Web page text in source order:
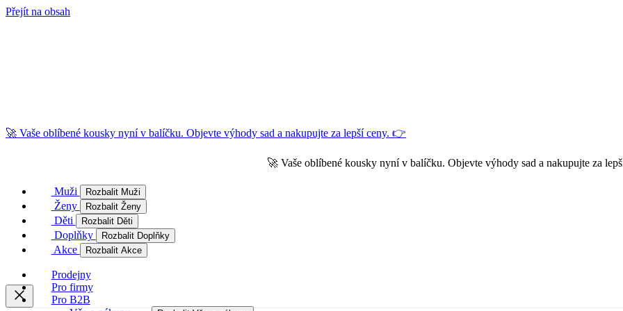
Přejít na obsah
🚀 Vaše oblíbené kousky nyní v balíčku. Objevte výhody sad a nakupujte za lepší ceny. 👉
🚀 Vaše oblíbené kousky nyní v balíčku. Objevte výhody sad a nakupujte za
Muži Rozbalit Muži
Ženy Rozbalit Ženy
Děti Rozbalit Děti
Doplňky Rozbalit Doplňky
Akce Rozbalit Akce
Prodejny
Pro firmy
Pro B2B